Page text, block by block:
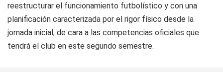
reestructurar el funcionamiento futbolístico y con una
planificación caracterizada por el rigor físico desde la
jornada inicial, de cara a las competencias oficiales que
tendrá el club en este segundo semestre.